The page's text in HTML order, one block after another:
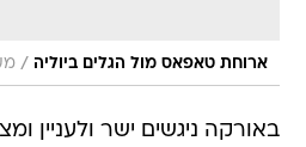
ארוחת טאפאס מול הגלים ביוליה /
באורקה ניגשים ישר ולעניין